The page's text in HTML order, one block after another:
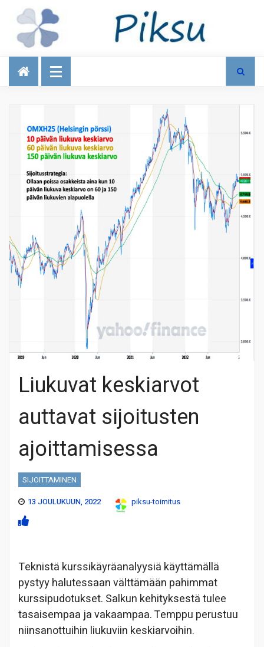
Talous
Liukuvat keskiarvot
auttavat sijoitusten
ajoittamisessa
SIJOITTAMINEN
13 JOULUKUUN, 2022
piksu-toimitus
Teknistä kurssikäyräanalyysiä käyttämällä
pystyy halutessaan välttämään pahimmat
kurssipudotukset. Salkun kehityksestä tulee
tasaisempaa ja vakaampaa. Temppu perustuu
niinsanottuihin liukuviin keskiarvoihin.